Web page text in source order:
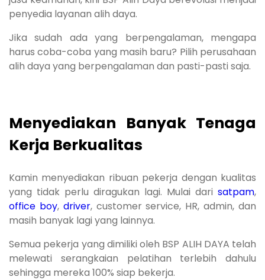
penyedia layanan alih daya.
Jika sudah ada yang berpengalaman, mengapa
harus coba-coba yang masih baru? Pilih perusahaan
alih daya yang berpengalaman dan pasti-pasti saja.
Menyediakan Banyak Tenaga
Kerja Berkualitas
Kamin menyediakan ribuan pekerja dengan kualitas
yang tidak perlu diragukan lagi. Mulai dari satpam,
office boy, driver, customer service, HR, admin, dan
masih banyak lagi yang lainnya.
Semua pekerja yang dimiliki oleh BSP ALIH DAYA telah
melewati serangkaian pelatihan terlebih dahulu
sehingga mereka 100% siap bekerja.